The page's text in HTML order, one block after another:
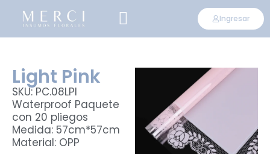
Ingresar
Light Pink
SKU: PC.08LPI
Waterproof Paquete
con 20 pliegos
Medida: 57cm*57cm
Material: OPP